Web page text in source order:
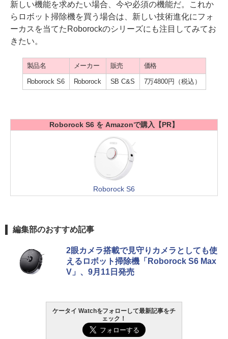
新しい機能を求めたい場合、今や必須の機能だ。これか
らロボット掃除機を買う場合は、新しい技術進化にフォ
ーカスを当てたRoborockのシリーズにも注目してみてお
きたい。
製品名 メーカー 販売 価格
Roborock S6 Roborock SB C&S 7万4800円（税込）
Roborock S6 を Amazonで購入【PR】
Roborock S6
編集部のおすすめ記事
2眼カメラ搭載で見守りカメラとしても使
えるロボット掃除機「Roborock S6 Max
V」、9月11日発売
ケータイ Watchをフォローして最新記事をチ
ェック！